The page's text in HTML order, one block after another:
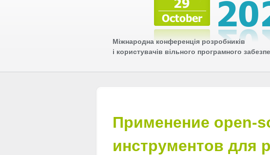
Міжнародна конференція розробників
і користувачів вільного програмного
Применение open-
инструментов для